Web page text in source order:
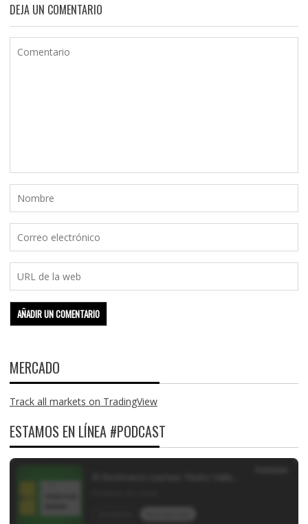
DEJA UN COMENTARIO
MERCADO
Track all markets on TradingView
ESTAMOS EN LÍNEA #PODCAST